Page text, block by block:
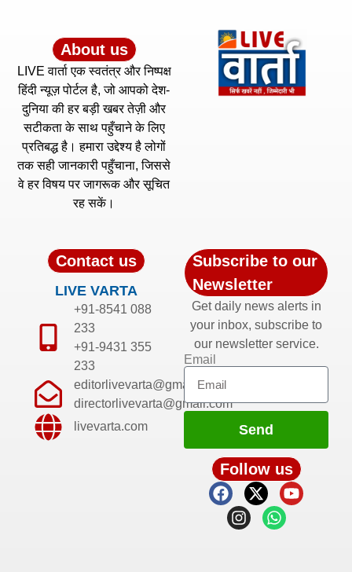
About us
LIVE वार्ता एक स्वतंत्र और निष्पक्ष
हिंदी न्यूज़ पोर्टल है, जो आपको देश-
दुनिया की हर बड़ी खबर तेज़ी और
सटीकता के साथ पहुँचाने के लिए
प्रतिबद्ध है। हमारा उद्देश्य है लोगों
तक सही जानकारी पहुँचाना, जिससे
वे हर विषय पर जागरूक और सूचित
रह सकें।
Contact us
LIVE VARTA
+91-8541 088
233
+91-9431 355
233
editorlivevarta@gmail.com
directorlivevarta@gmail.com
livevarta.com
Subscribe to our
Newsletter
Get daily news alerts in
your inbox, subscribe to
our newsletter service.
Email
Send
Follow us